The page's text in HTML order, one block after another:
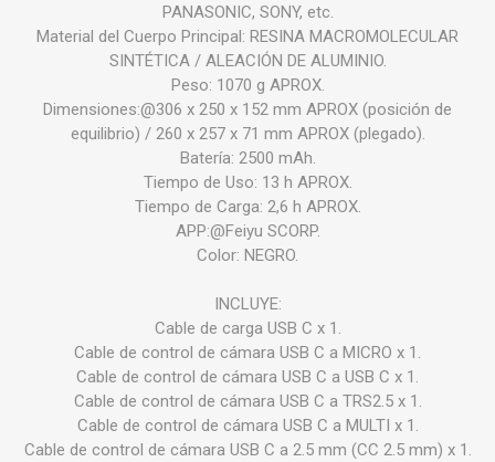
PANASONIC, SONY, etc.
Material del Cuerpo Principal: RESINA MACROMOLECULAR
SINTÉTICA / ALEACIÓN DE ALUMINIO.
Peso: 1070 g APROX.
Dimensiones:@306 x 250 x 152 mm APROX (posición de
equilibrio) / 260 x 257 x 71 mm APROX (plegado).
Batería: 2500 mAh.
Tiempo de Uso: 13 h APROX.
Tiempo de Carga: 2,6 h APROX.
APP:@Feiyu SCORP.
Color: NEGRO.
INCLUYE:
Cable de carga USB C x 1.
Cable de control de cámara USB C a MICRO x 1.
Cable de control de cámara USB C a USB C x 1.
Cable de control de cámara USB C a TRS2.5 x 1.
Cable de control de cámara USB C a MULTI x 1.
Cable de control de cámara USB C a 2.5 mm (CC 2.5 mm) x 1.